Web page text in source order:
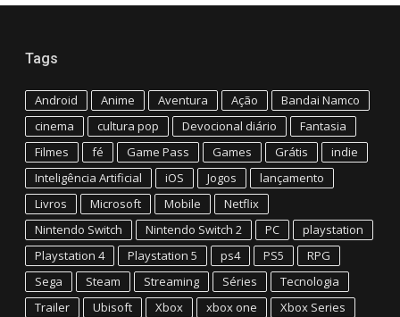
Tags
Android Anime Aventura Ação
Bandai Namco
cinema
cultura pop Devocional diário
Fantasia
Filmes
fé Game Pass Games Grátis
indie
Inteligência Artificial
iOS Jogos
lançamento
Livros
Microsoft Mobile
Netflix
Nintendo Switch
Nintendo Switch 2 PC
playstation
Playstation 4
Playstation 5 ps4 PS5
RPG
Sega
Steam Streaming Séries
Tecnologia
Trailer
Ubisoft Xbox xbox one
Xbox Series